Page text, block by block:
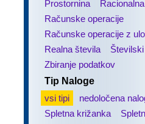
Prostornina
Računske operacije
Računske operacije z
Realna števila
Zbiranje podatkov
Tip Naloge
vsi tipi
nedoločena
Spletna križanka